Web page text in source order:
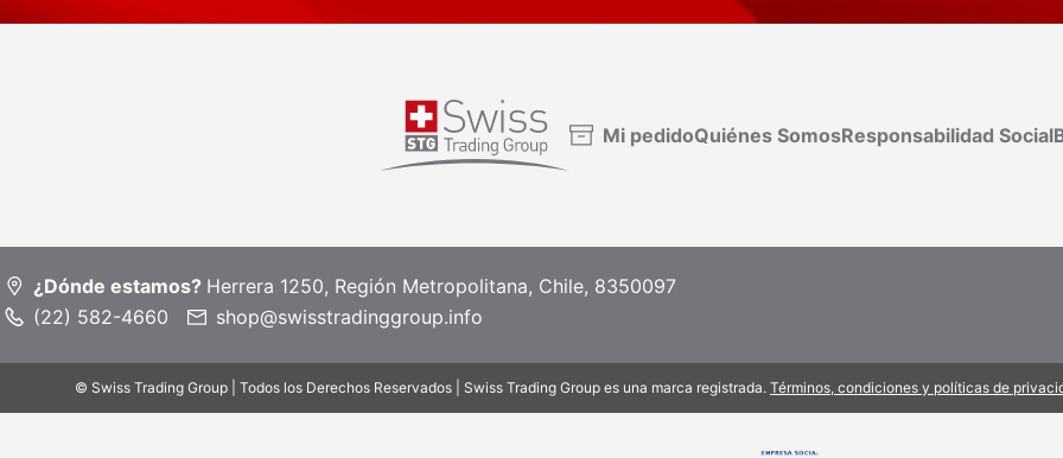
Mi pedidoQuiénes SomosResponsabilidad Social
¿Dónde estamos? Herrera 1250, Región Metropolitana, Chile, 8350097
(22) 582-4660
shop@swisstradinggroup.info
© Swiss Trading Group | Todos los Derechos Reservados | Swiss Trading Group es una marca registrada. Términos, condiciones y políticas de